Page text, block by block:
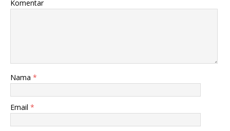
Komentar
Nama *
Email *